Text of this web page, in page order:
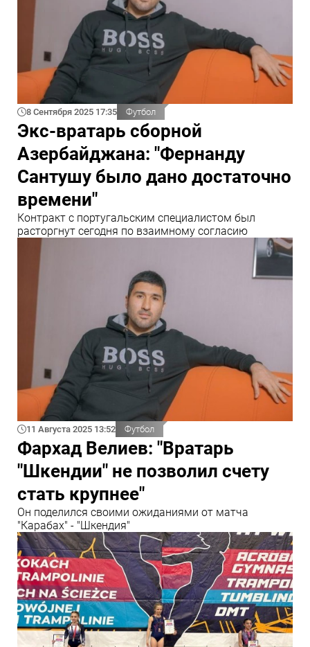
8 Сентября 2025 17:35 Футбол
Экс-вратарь сборной
Азербайджана: "Фернанду
Сантушу было дано достаточно
времени"
Контракт с португальским специалистом был
расторгнут сегодня по взаимному согласию
11 Августа 2025 13:52 Футбол
Фархад Велиев: "Вратарь
"Шкендии" не позволил счету
стать крупнее"
Он поделился своими ожиданиями от матча
"Карабах" - "Шкендия"